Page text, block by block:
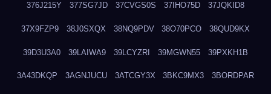
376J215Y 377SG7JD 37CVGS0S 37IHO75D 37JQKID8
37X9FZP9 38J0SXQX 38NQ9PDV 38O70PCO 38QUD9KX
39D3U3A0 39LAIWA9 39LCYZRI 39MGWN55 39PXKH1B
3A43DKQP 3AGNJUCU 3ATCGY3X 3BKC9MX3 3BORDPAR